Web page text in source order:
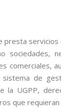
presta
comerciales,
de
la UGPP,
que